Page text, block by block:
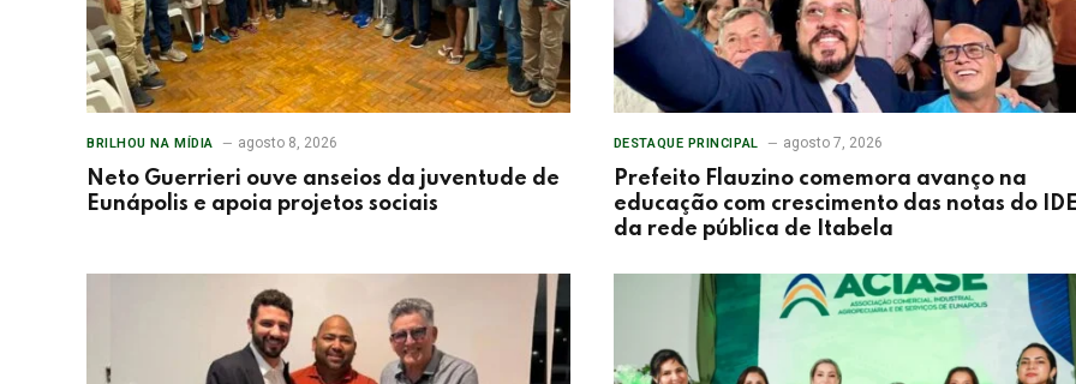
BRILHOU NA MÍDIA agosto 8, 2026
Neto Guerrieri ouve anseios da juventude de
Eunápolis e apoia projetos sociais
DESTAQUE PRINCIPAL agosto 7, 2026
Prefeito Flauzino comemora avanço na
educação com crescimento das notas do
da rede pública de Itabela